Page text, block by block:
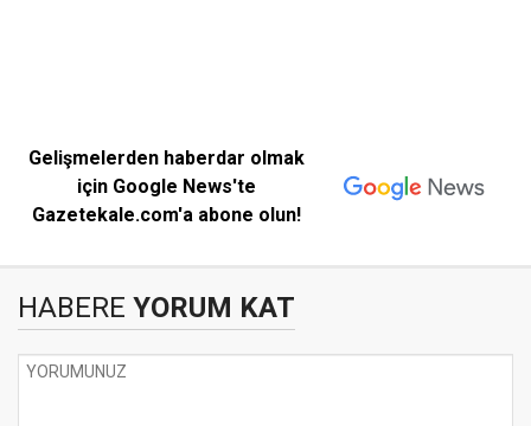
Gelişmelerden haberdar olmak
için Google News'te
Gazetekale.com'a abone olun!
HABERE YORUM KAT